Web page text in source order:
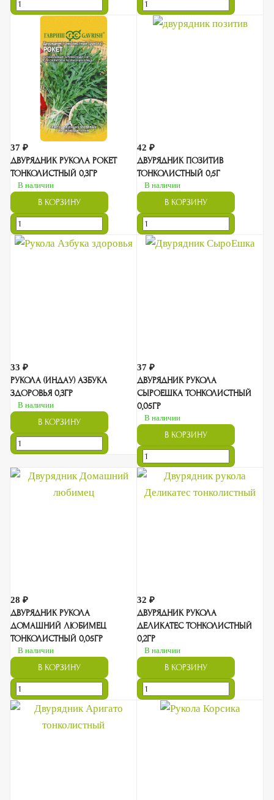
37 ₽
ДВУРЯДНИК РУКОЛА РОКЕТ
ТОНКОЛИСТНЫЙ 0,3ГР
В наличии
В КОРЗИНУ
42 ₽
ДВУРЯДНИК ПОЗИТИВ
ТОНКОЛИСТНЫЙ 0,5Г
В наличии
В КОРЗИНУ
33 ₽
РУКОЛА (ИНДАУ) АЗБУКА
ЗДОРОВЬЯ 0,3ГР
В наличии
В КОРЗИНУ
37 ₽
ДВУРЯДНИК РУКОЛА
СЫРОЕШКА ТОНКОЛИСТНЫЙ
0,05ГР
В наличии
В КОРЗИНУ
28 ₽
ДВУРЯДНИК РУКОЛА
ДОМАШНИЙ ЛЮБИМЕЦ
ТОНКОЛИСТНЫЙ 0,05ГР
В наличии
В КОРЗИНУ
32 ₽
ДВУРЯДНИК РУКОЛА
ДЕЛИКАТЕС ТОНКОЛИСТНЫЙ
0,2ГР
В наличии
В КОРЗИНУ